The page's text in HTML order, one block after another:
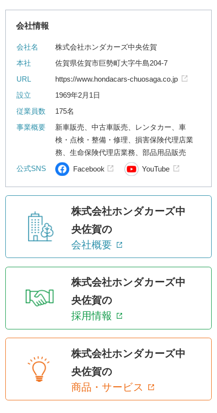
会社情報
会社名
株式会社ホンダカーズ中央佐賀
本社
佐賀県佐賀市巨勢町大字牛島204-7
URL
https://www.hondacars-chuosaga.co.jp
設立
1969年2月1日
従業員数
175名
事業概要
新車販売、中古車販売、レンタカー、車
検・点検・整備・修理、損害保険代理店業
務、生命保険代理店業務、部品用品販売
公式SNS
Facebook YouTube
株式会社ホンダカーズ中
央佐賀の
会社概要
株式会社ホンダカーズ中
央佐賀の
採用情報
株式会社ホンダカーズ中
央佐賀の
商品・サービス